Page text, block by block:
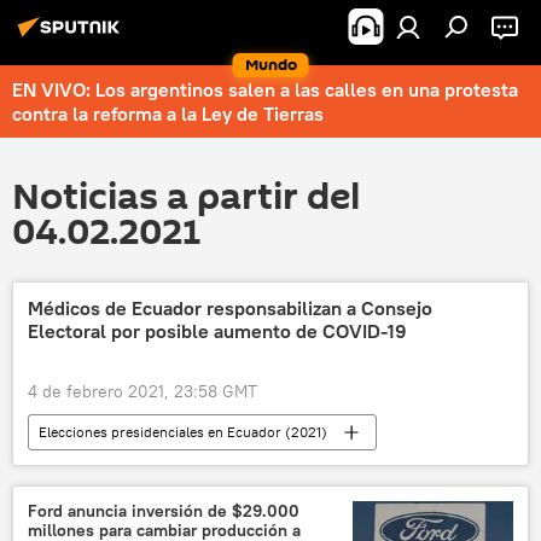
Mundo
EN VIVO: Los argentinos salen a las calles en una protesta
contra la reforma a la Ley de Tierras
Noticias a partir del
04.02.2021
Médicos de Ecuador responsabilizan a Consejo
Electoral por posible aumento de COVID-19
4 de febrero 2021, 23:58 GMT
Elecciones presidenciales en Ecuador (2021)
América Latina
Internacional
Ecuador
coronavirus
elecciones
Ford anuncia inversión de $29.000
millones para cambiar producción a